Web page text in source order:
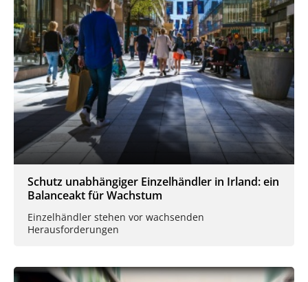
Schutz unabhängiger Einzelhändler in Irland: ein
Balanceakt für Wachstum
Einzelhändler stehen vor wachsenden
Herausforderungen